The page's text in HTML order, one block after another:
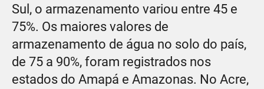
Sul, o armazenamento variou entre 45 e
75%. Os maiores valores de
armazenamento de água no solo do país,
de 75 a 90%, foram registrados nos
estados do Amapá e Amazonas. No Acre,